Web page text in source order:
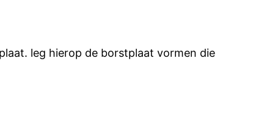
leg hierop de borstplaat vormen die